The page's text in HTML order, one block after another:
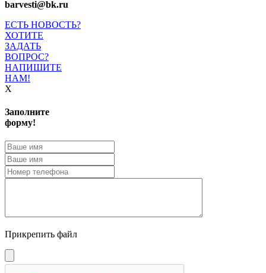
barvesti@bk.ru
ЕСТЬ НОВОСТЬ?
ХОТИТЕ
ЗАДАТЬ
ВОПРОС?
НАПИШИТЕ
НАМ!
X
Заполните
форму!
Прикрепить файл